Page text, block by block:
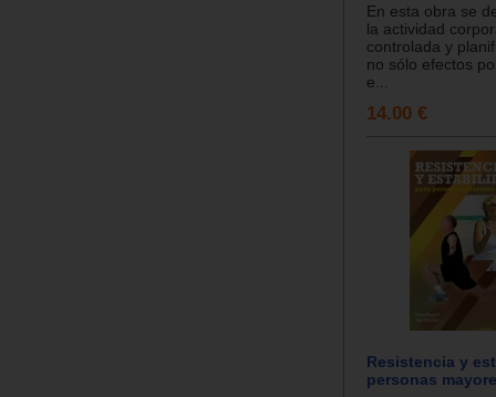
En esta obra se
la actividad
controlada y
no sólo efectos
e...
14.00 €
Resistencia y
personas